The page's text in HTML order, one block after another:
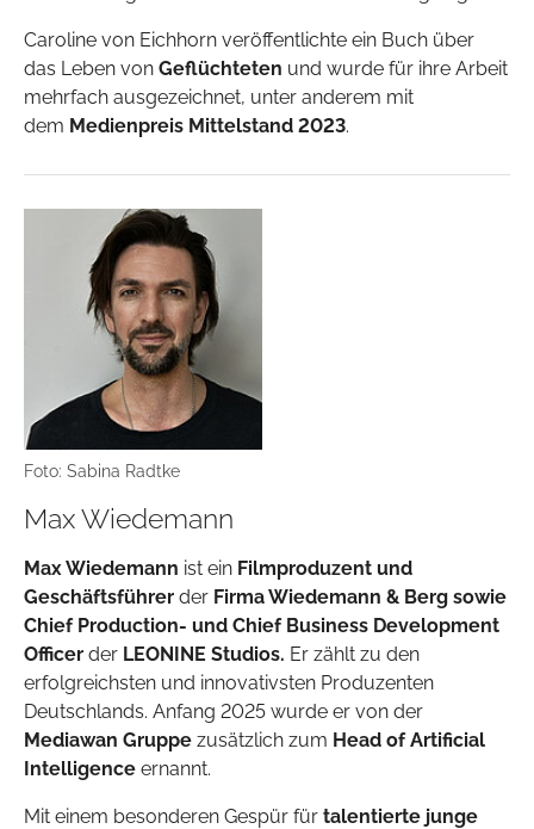
Caroline von Eichhorn veröffentlichte ein Buch über
das Leben von Geflüchteten und wurde für ihre Arbeit
mehrfach ausgezeichnet, unter anderem mit
dem Medienpreis Mittelstand 2023.
Foto: Sabina Radtke
Max Wiedemann
Max Wiedemann ist ein Filmproduzent und
Geschäftsführer der Firma Wiedemann & Berg sowie
Chief Production- und Chief Business Development
Officer der LEONINE Studios. Er zählt zu den
erfolgreichsten und innovativsten Produzenten
Deutschlands. Anfang 2025 wurde er von der
Mediawan Gruppe zusätzlich zum Head of Artificial
Intelligence ernannt.
Mit einem besonderen Gespür für talentierte junge